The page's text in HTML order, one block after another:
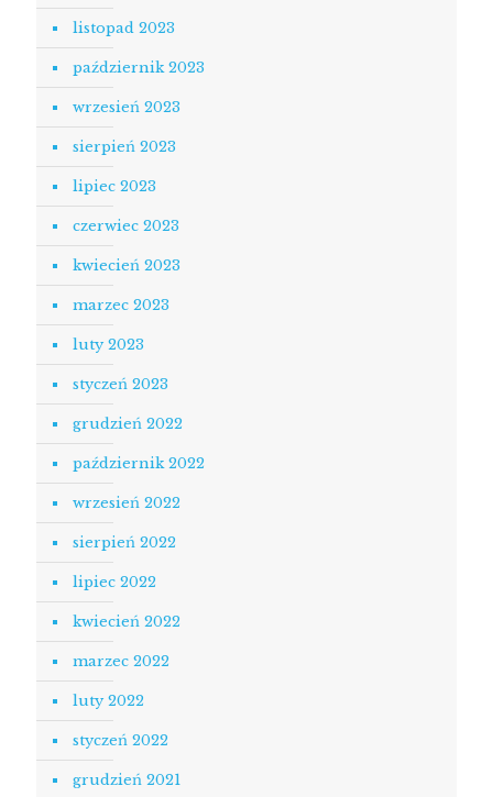
listopad 2023
październik 2023
wrzesień 2023
sierpień 2023
lipiec 2023
czerwiec 2023
kwiecień 2023
marzec 2023
luty 2023
styczeń 2023
grudzień 2022
październik 2022
wrzesień 2022
sierpień 2022
lipiec 2022
kwiecień 2022
marzec 2022
luty 2022
styczeń 2022
grudzień 2021